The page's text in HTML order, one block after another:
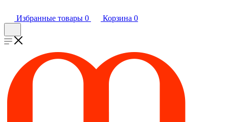
Избранные товары 0 Корзина 0